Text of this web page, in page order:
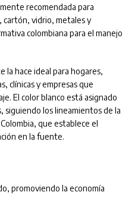
recomendada para
cartón, vidrio, metales y
colombiana para el manejo
la hace ideal para hogares,
clínicas y empresas que
El color blanco está asignado
siguiendo los lineamientos de la
que establece el
en la fuente.
promoviendo la economía